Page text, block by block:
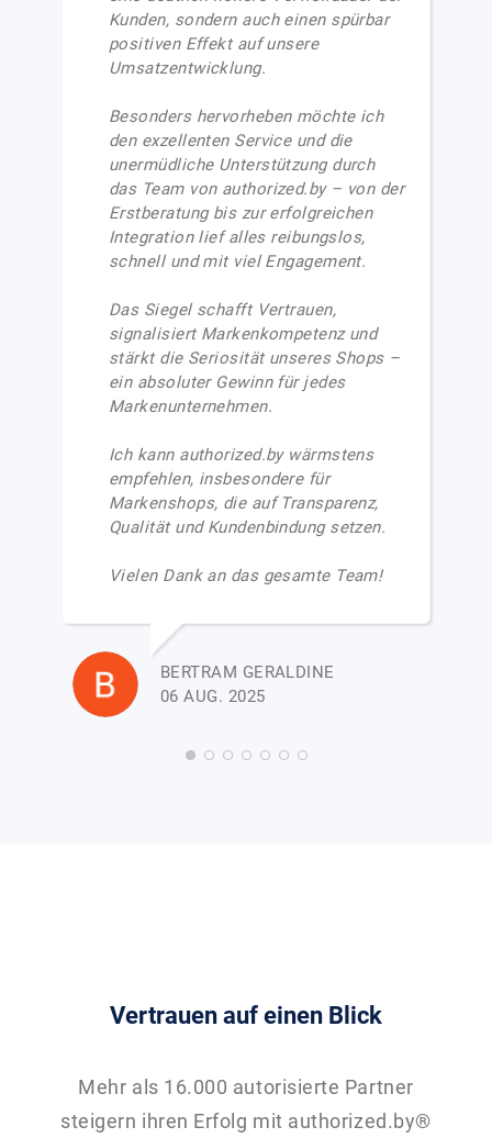
Kunden, sondern auch einen spürbar
positiven Effekt auf unsere
Umsatzentwicklung.
Besonders hervorheben möchte ich
den exzellenten Service und die
unermüdliche Unterstützung durch
das Team von authorized.by – von der
Erstberatung bis zur erfolgreichen
Integration lief alles reibungslos,
schnell und mit viel Engagement.
Das Siegel schafft Vertrauen,
signalisiert Markenkompetenz und
stärkt die Seriosität unseres Shops –
ein absoluter Gewinn für jedes
Markenunternehmen.
Ich kann authorized.by wärmstens
empfehlen, insbesondere für
Markenshops, die auf Transparenz,
Qualität und Kundenbindung setzen.
Vielen Dank an das gesamte Team!
BERTRAM GERALDINE
06 AUG. 2025
Vertrauen auf einen Blick
Mehr als 16.000 autorisierte Partner
steigern ihren Erfolg mit authorized.by®